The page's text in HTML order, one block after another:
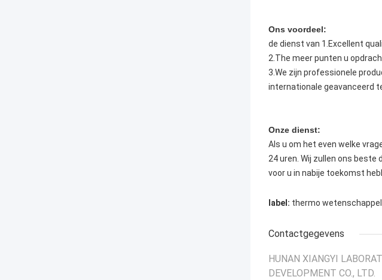
Ons voordeel:
de dienst van 1.Excellent
2.The meer punten u
3.We zijn professionele
internationale geavanceerd
Onze dienst:
Als u om het even welke
24 uren. Wij zullen ons
voor u in nabije toekomst
label: thermo
Contactgegevens
HUNAN XIANGYI
DEVELOPMENT CO., LTD.